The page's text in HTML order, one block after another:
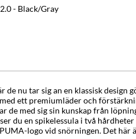
- Black/Gray
nu tar sig an en klassisk design
ett premiumläder och
de med sig sin kunskap från
du en spikelessula i två hårdheter
logo vid snörningen. Det här